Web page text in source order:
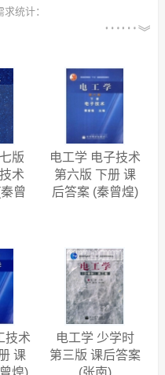
统计：
计制造及其自动化、机械工程及
力工程、计算机科学与技术、
子工程、化学工程与工艺 等专
工业大学、上海大学、南昌大
大学、华南理工大学、贵州大
版
术
曾
电工学 电子技术
第六版 下册 课
后答案 (秦曾煌)
技术
课
煌)
电工学 少学时
第三版 课后答案
(张南)